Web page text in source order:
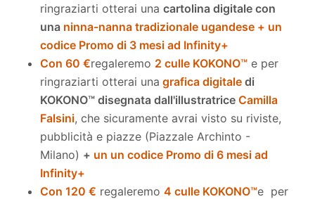
ringraziarti otterai una cartolina digitale con
una ninna-nanna tradizionale ugandese + un
codice Promo di 3 mesi ad Infinity+
Con 60 €regaleremo 2 culle KOKONO™ e per
ringraziarti otterai una grafica digitale di
KOKONO™ disegnata dall'illustratrice Camilla
Falsini, che sicuramente avrai visto su riviste,
pubblicità e piazze (Piazzale Archinto -
Milano) + un un codice Promo di 6 mesi ad
Infinity+
Con 120 € regaleremo 4 culle KOKONO™e per